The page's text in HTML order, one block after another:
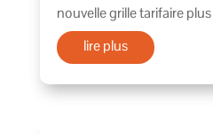
nouvelle grille tarifaire
lire plus